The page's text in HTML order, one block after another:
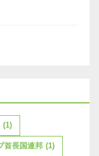
(1)
首長国連邦 (1)